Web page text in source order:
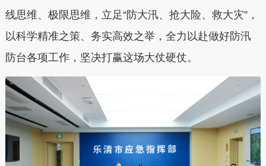
线思维、极限思维，立足“防大汛、抢大险、救大灾”，
以科学精准之策、务实高效之举，全力以赴做好防汛
防台各项工作，坚决打赢这场大仗硬仗。